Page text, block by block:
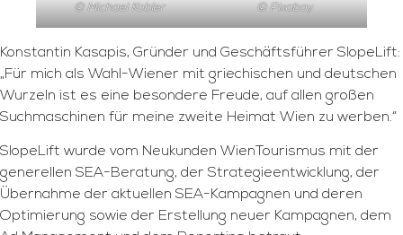
© Michael Kobler © Pixabay
Konstantin Kasapis, Gründer und Geschäftsführer SlopeLift:
„Für mich als Wahl-Wiener mit griechischen und deutschen
Wurzeln ist es eine besondere Freude, auf allen großen
Suchmaschinen für meine zweite Heimat Wien zu werben.“
SlopeLift wurde vom Neukunden WienTourismus mit der
generellen SEA-Beratung, der Strategieentwicklung, der
Übernahme der aktuellen SEA-Kampagnen und deren
Optimierung sowie der Erstellung neuer Kampagnen, dem